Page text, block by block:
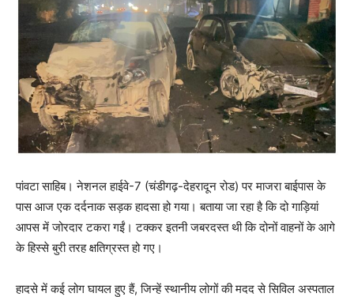
पांवटा साहिब। नेशनल हाईवे-7 (चंडीगढ़-देहरादून रोड) पर माजरा बाईपास के
पास आज एक दर्दनाक सड़क हादसा हो गया। बताया जा रहा है कि दो गाड़ियां
आपस में जोरदार टकरा गईं। टक्कर इतनी जबरदस्त थी कि दोनों वाहनों के आगे
के हिस्से बुरी तरह क्षतिग्रस्त हो गए।
हादसे में कई लोग घायल हुए हैं, जिन्हें स्थानीय लोगों की मदद से सिविल अस्पताल